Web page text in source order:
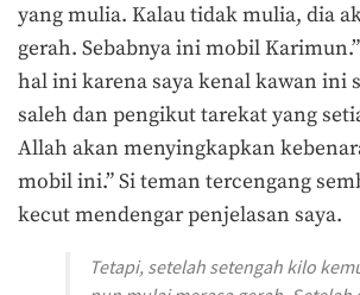
yang mulia. Kalau tidak mulia, dia
gerah. Sebabnya ini mobil
hal ini karena saya kenal kawan ini
saleh dan pengikut tarekat yang
Allah akan menyingkapkan
mobil ini.” Si teman tercengang
kecut mendengar penjelasan saya.
Tetapi, setelah setengah kilo